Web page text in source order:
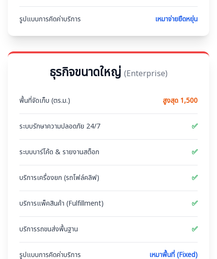
รูปแบบการคิดค่าบริการ เหมาจ่ายยืดหยุ่น
ธุรกิจขนาดใหญ่ (Enterprise)
พื้นที่จัดเก็บ (ตร.ม.) สูงสุด 1,500
ระบบรักษาความปลอดภัย 24/7 ✅
ระบบบาร์โค้ด & รายงานสต็อก ✅
บริการเครื่องยก (รถโฟล์คลิฟ) ✅
บริการแพ็คสินค้า (Fulfillment) ✅
บริการรถขนส่งพื้นฐาน ✅
รูปแบบการคิดค่าบริการ เหมาพื้นที่ (Fixed)